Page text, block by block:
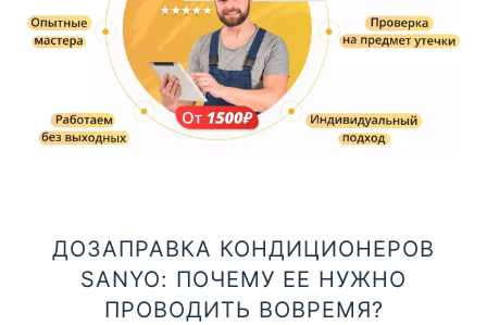
ДОЗАПРАВКА КОНДИЦИОНЕРОВ
SANYO: ПОЧЕМУ ЕЕ НУЖНО
ПРОВОДИТЬ ВОВРЕМЯ?